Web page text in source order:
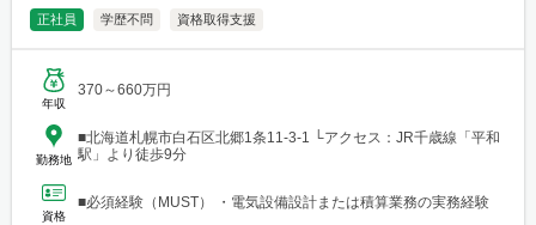
正社員 学歴不問 資格取得支援
年収
370～660万円
勤務地
■北海道札幌市白石区北郷1条11-3-1 └アクセス：JR千歳線「平和
駅」より徒歩9分
資格
■必須経験（MUST） ・電気設備設計または積算業務の実務経験